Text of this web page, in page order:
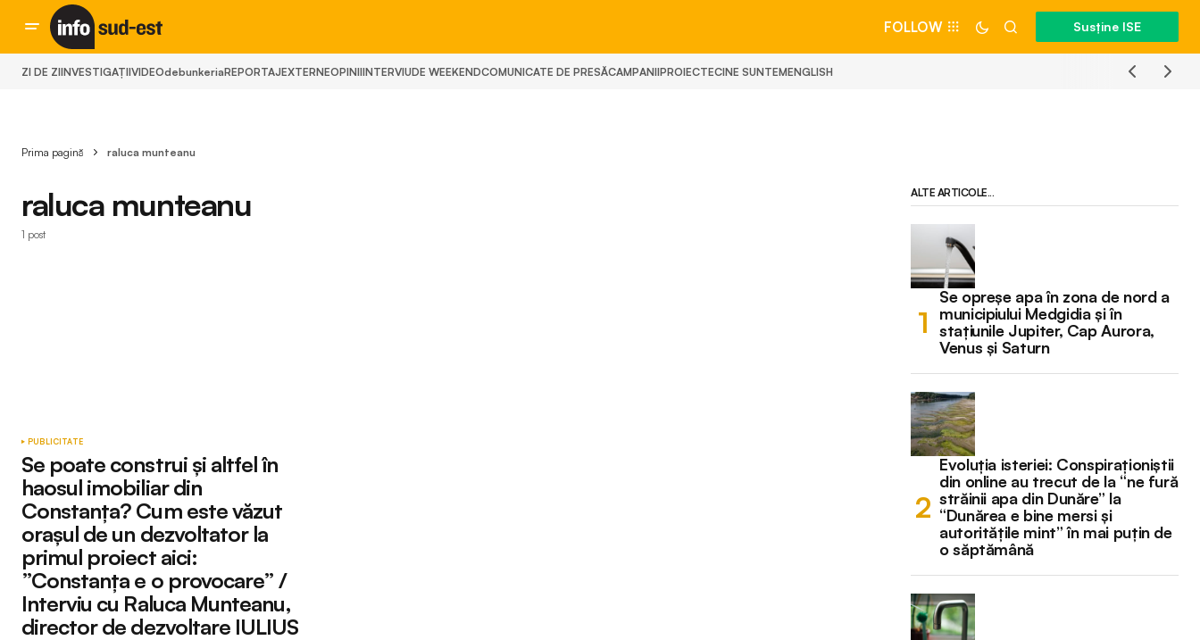
FOLLOW Susține ISE
ZI DE ZIINVESTIGAȚIIVIDEOdebunkeriaREPORTAJEXTERNEOPINIIINTERVIUDE WEEKENDCOMUNICATE DE PRESĂCAMPANIIPROIECTECINE SUNTEMENGLISH
Prima pagină raluca munteanu
raluca munteanu
1 post
PUBLICITATE
Se poate construi și altfel în
haosul imobiliar din
Constanța? Cum este văzut
orașul de un dezvoltator la
primul proiect aici:
”Constanța e o provocare” /
Interviu cu Raluca Munteanu,
director de dezvoltare IULIUS
ALTE ARTICOLE...
Se opreșe apa în zona de nord a
municipiului Medgidia și în
stațiunile Jupiter, Cap Aurora,
Venus și Saturn
Evoluția isteriei: Conspiraționiștii
din online au trecut de la “ne fură
străinii apa din Dunăre” la
“Dunărea e bine mersi și
autoritățile mint” în mai puțin de
o săptămână